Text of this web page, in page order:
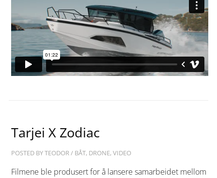
Tarjei X Zodiac
POSTED BYTEODOR/ BÅT, DRONE,VIDEO
Filmene ble produsert for å lansere samarbeidet mellom